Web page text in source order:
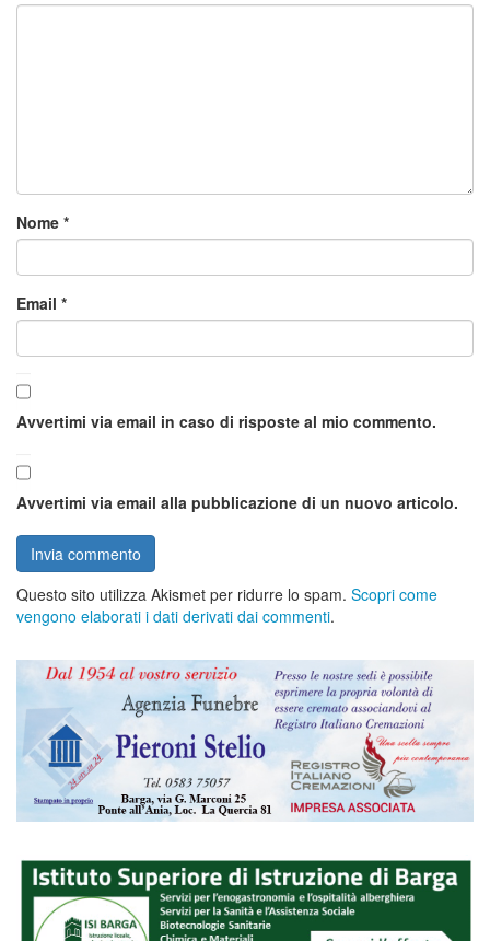
Nome *
Email *
Avvertimi via email in caso di risposte al mio commento.
Avvertimi via email alla pubblicazione di un nuovo articolo.
Questo sito utilizza Akismet per ridurre lo spam. Scopri come
vengono elaborati i dati derivati dai commenti.